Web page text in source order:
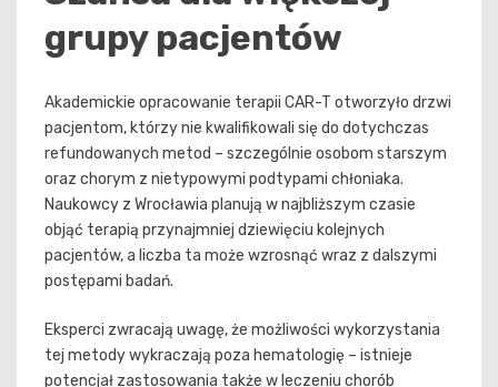
grupy pacjentów
Akademickie opracowanie terapii CAR-T otworzyło drzwi
pacjentom, którzy nie kwalifikowali się do dotychczas
refundowanych metod – szczególnie osobom starszym
oraz chorym z nietypowymi podtypami chłoniaka.
Naukowcy z Wrocławia planują w najbliższym czasie
objąć terapią przynajmniej dziewięciu kolejnych
pacjentów, a liczba ta może wzrosnąć wraz z dalszymi
postępami badań.
Eksperci zwracają uwagę, że możliwości wykorzystania
tej metody wykraczają poza hematologię – istnieje
potencjał zastosowania także w leczeniu chorób